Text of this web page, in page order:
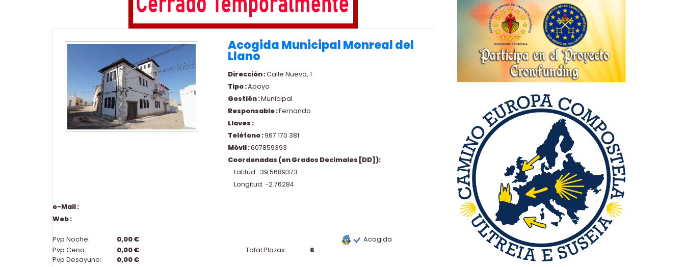
Acogida Municipal Monreal del
Llano
Dirección :Calle Nueva, 1
Tipo :Apoyo
Gestión :Municipal
Responsable :Fernando
Llaves :
Teléfono :967 170 381
Móvil :607859393
Coordenadas (en Grados Decimales [DD]):
Latitud: 39.5689373
Longitud: -2.76284
e-Mail :
Web :
Pvp Noche: 0,00 €
Acogida
Pvp Cena:
0,00 € Total Plazas:
6
Pvp Desayuno:
0,00 €